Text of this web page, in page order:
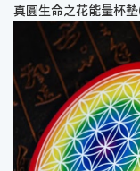
真圓生命之花能量杯